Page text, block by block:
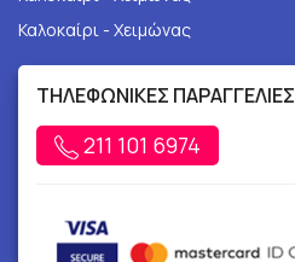
Καλοκαίρι - Χειμώνας
ΤΗΛΕΦΩΝΙΚΕΣ ΠΑΡΑΓΓΕΛΙΕΣ
211 101 6974